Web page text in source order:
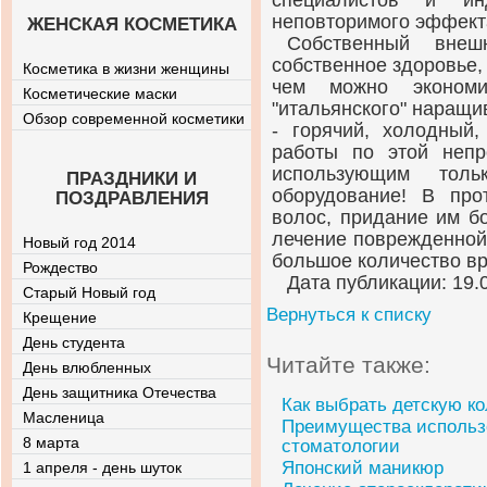
неповторимого
Собственный
собственное
чем можно
"итальянского"
- горячий,
работы по этой
использующим
оборудование! В
волос, придание им
лечение
большое количество
Дата публикации:
Вернуться к списку
Читайте также:
Как выбрать детскую
Преимущества
стоматологии
Японский маникюр
ЖЕНСКАЯ КОСМЕТИКА
Косметика в жизни женщины
Косметические маски
Обзор современной косметики
ПРАЗДНИКИ И
ПОЗДРАВЛЕНИЯ
Новый год 2014
Рождество
Старый Новый год
Крещение
День студента
День влюбленных
День защитника Отечества
Масленица
8 марта
1 апреля - день шуток